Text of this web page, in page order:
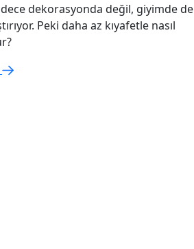
dekorasyonda değil, giyimde de
Peki daha az kıyafetle nasıl